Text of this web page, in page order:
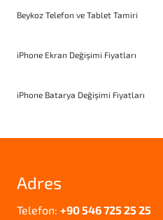
Beykoz Telefon ve Tablet Tamiri
iPhone Ekran Değişimi Fiyatları
iPhone Batarya Değişimi Fiyatları
Adres
Telefon: +90 546 725 25 25